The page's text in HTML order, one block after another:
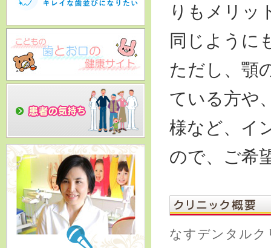
りもメリッ
同じように
ただし、顎
ている方や
様など、イ
ので、ご希
なすデンタルク